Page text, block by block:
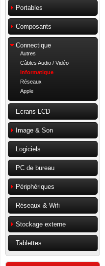
Portables
Composants
Connectique
Autres
Câbles Audio / Vidéo
Informatique
Réseaux
Apple
Ecrans LCD
Image & Son
Logiciels
PC de bureau
Périphériques
Réseaux & Wifi
Stockage externe
Tablettes